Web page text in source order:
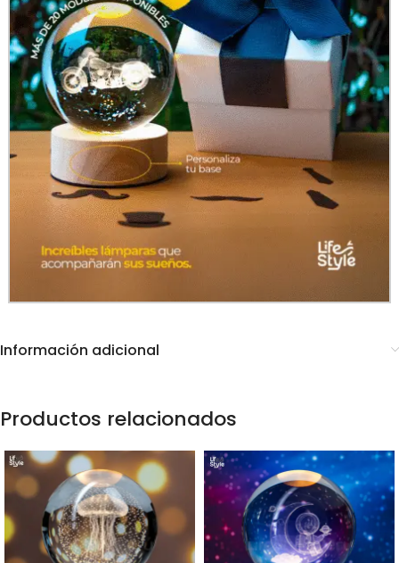
Información adicional
Productos relacionados